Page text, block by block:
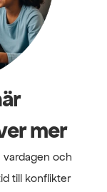
mer
vardagen och
till konflikter